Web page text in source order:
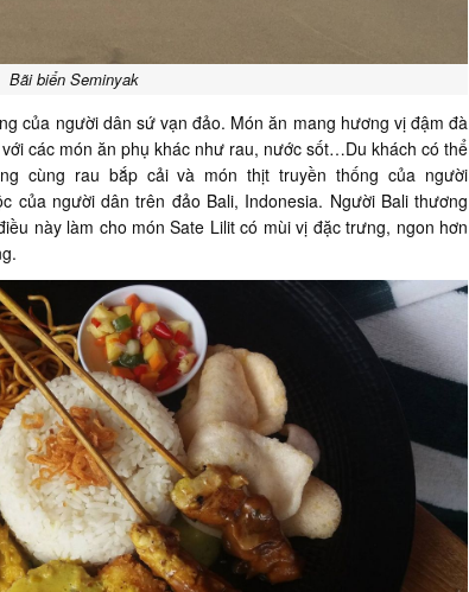
Bãi biển Seminyak
của người dân sứ vạn đảo. Món ăn mang hương vị đậm đà
các món ăn phụ khác như rau, nước sốt…Du khách có thể
cùng rau bắp cải và món thịt truyền thống của người
của người dân trên đảo Bali, Indonesia. Người Bali thương
này làm cho món Sate Lilit có mùi vị đặc trưng, ngon hơn